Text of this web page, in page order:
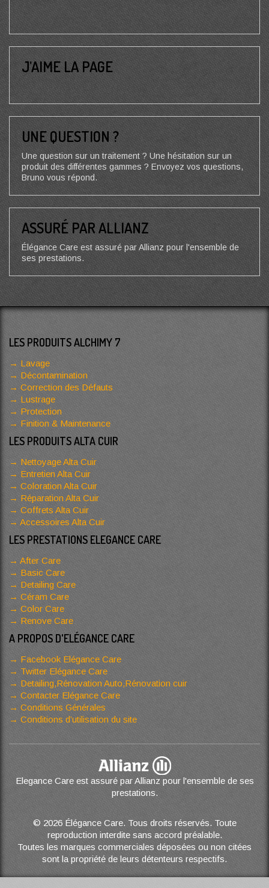
J’AIME LA PAGE
UNE QUESTION ?
Une question sur un traitement ? Une hésitation sur un
produit des différentes gammes ? Envoyez vos questions,
Bruno vous répond.
ASSURÉ PAR ALLIANZ
Élégance Care est assuré par Allianz pour l'ensemble de
ses prestations.
LES PRODUITS ALCHIMY 7
Lavage
Décontamination
Correction des Défauts
Lustrage
Protection
Finition & Maintenance
LES PRODUITS ALTA CUIR
Nettoyage Alta Cuir
Entretien Alta Cuir
Coloration Alta Cuir
Réparation Alta Cuir
Coffrets Alta Cuir
Accessoires Alta Cuir
LES PRESTATIONS ELEGANCE CARE
After Care
Basic Care
Detailing Care
Céram Care
Color Care
Renove Care
A PROPOS D'ELÉGANCE CARE
Facebook Elégance Care
Twitter Elégance Care
Detailing,Rénovation Auto,Rénovation cuir
Contacter Elégance Care
Conditions Générales
Conditions d’utilisation du site
Elegance Care est assuré par Allianz pour l'ensemble de ses
prestations.
© 2026 Élégance Care. Tous droits réservés. Toute
reproduction interdite sans accord préalable.
Toutes les marques commerciales déposées ou non citées
sont la propriété de leurs détenteurs respectifs.